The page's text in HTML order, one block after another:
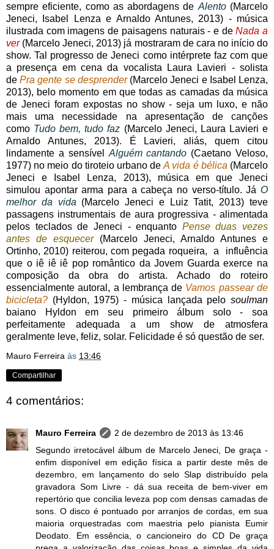
sempre eficiente, como as abordagens de Alento(Marcelo
Jeneci, Isabel Lenza e Arnaldo Antunes, 2013) - música
ilustrada com imagens de paisagens naturais - e deNada a
ver(Marcelo Jeneci, 2013) já mostraram de cara no início do
show. Tal progresso de Jeneci como intérprete faz com que
a presença em cena da vocalista Laura Lavieri - solista
dePra gente se desprender(Marcelo Jeneci e Isabel Lenza,
2013), belo momento em que todas as camadas da música
de Jeneci foram expostas no show - seja um luxo, e não
mais uma necessidade na apresentação de canções
como Tudo bem, tudo faz (Marcelo Jeneci, Laura Lavieri e
Arnaldo Antunes, 2013). É Lavieri, aliás, quem citou
lindamente a sensível Alguém cantando (Caetano Veloso,
1977) no meio do tiroteio urbano deA vida é bélica (Marcelo
Jeneci e Isabel Lenza, 2013), música em que Jeneci
simulou apontar arma para a cabeça no verso-título. Já O
melhor da vida (Marcelo Jeneci e Luiz Tatit, 2013) teve
passagens instrumentais de aura progressiva - alimentada
pelos teclados de Jeneci - enquanto Pense duas vezes
antes de esquecer(Marcelo Jeneci, Arnaldo Antunes e
Ortinho, 2010) reiterou, com pegada roqueira, a influência
que o iê iê iê pop romântico da Jovem Guarda exerce na
composição da obra do artista. Achado do roteiro
essencialmente autoral, a lembrança de Vamos passear de
bicicleta? (Hyldon, 1975) - música lançada pelosoulman
baiano Hyldon em seu primeiro álbum solo - soa
perfeitamente adequada a um show de atmosfera
geralmente leve, feliz, solar. Felicidade é só questão de ser.
Mauro Ferreira às 13:46
Compartilhar
4 comentários:
Mauro Ferreira
2 de dezembro de 2013 às 13:46
Segundo irretocável álbum de Marcelo Jeneci, De graça -
enfim disponível em edição física a partir deste mês de
dezembro, em lançamento do selo Slap distribuído pela
gravadora Som Livre - dá sua receita de bem-viver em
repertório que concilia leveza pop com densas camadas de
sons. O disco é pontuado por arranjos de cordas, em sua
maioria orquestradas com maestria pelo pianista Eumir
Deodato. Em essência, o cancioneiro do CD De graça